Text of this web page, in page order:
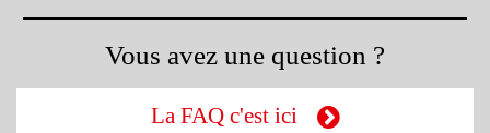
Vous avez une question ?
La FAQ c'est ici